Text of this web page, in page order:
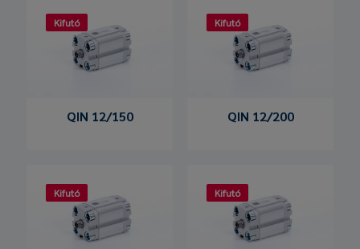
Kifutó
QIN 12/150
Kifutó
QIN 12/200
Kifutó Kifutó